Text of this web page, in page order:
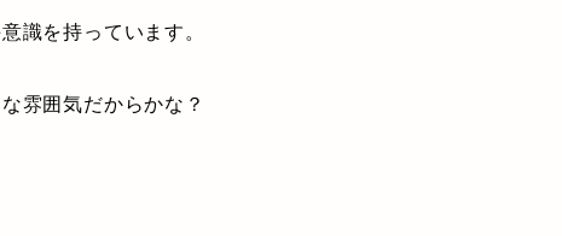
識を持っています。
雰囲気だからかな？